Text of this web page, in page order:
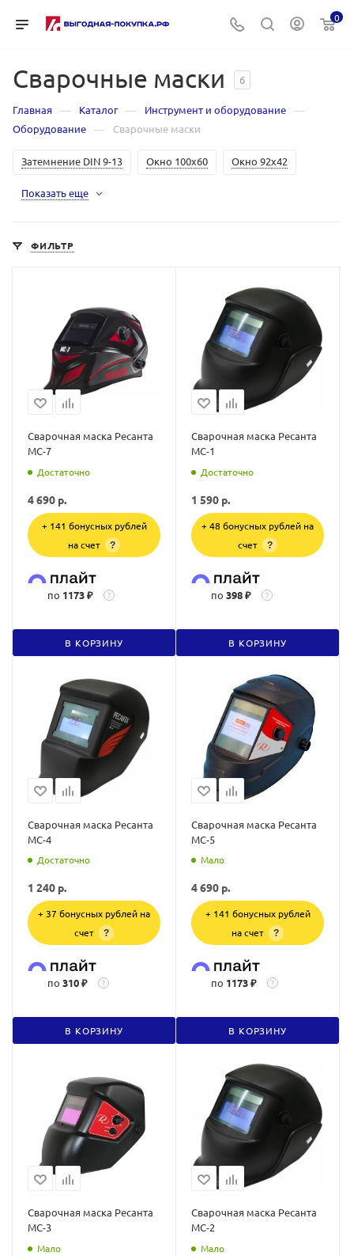
0
Сварочные маски 6
Главная — Каталог — Инструмент и оборудование —
Оборудование — Сварочные маски
Затемнение DIN 9-13 Окно 100х60 Окно 92х42
Показать еще
ФИЛЬТР
Сварочная маска Ресанта
МС-7
Достаточно
4 690 р.
+ 141 бонусных рублей
на счет
?
по 1173 ₽ ?
В КОРЗИНУ
Сварочная маска Ресанта
МС-1
Достаточно
1 590 р.
+ 48 бонусных рублей на
счет
?
по 398 ₽ ?
В КОРЗИНУ
Сварочная маска Ресанта
МС-4
Достаточно
1 240 р.
+ 37 бонусных рублей на
счет
?
по 310 ₽ ?
В КОРЗИНУ
Сварочная маска Ресанта
МС-5
Мало
4 690 р.
+ 141 бонусных рублей
на счет
?
по 1173 ₽ ?
В КОРЗИНУ
Сварочная маска Ресанта
МС-3
Мало
Сварочная маска Ресанта
МС-2
Мало